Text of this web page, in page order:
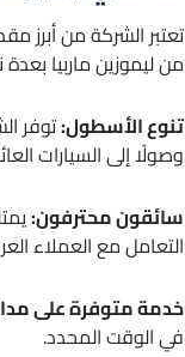
تعتبر الشركة من أبرز
من ليموزين ماربيا
تنوع الأسطول:توفر
وصولًا إلى السيارات
سائقون محترفون:
التعامل مع العملاء
خدمة متوفرة على
في الوقت المحدد.